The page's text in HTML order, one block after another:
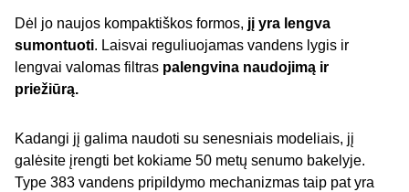
Dėl jo naujos kompaktiškos formos, jį yra lengva
sumontuoti. Laisvai reguliuojamas vandens lygis ir
lengvai valomas filtras palengvina naudojimą ir
priežiūrą.
Kadangi jį galima naudoti su senesniais modeliais, jį
galėsite įrengti bet kokiame 50 metų senumo bakelyje.
Type 383 vandens pripildymo mechanizmas taip pat yra